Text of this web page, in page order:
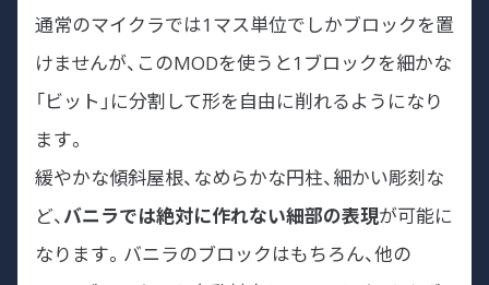
通常のマイクラでは1マス単位でしかブロックを置
けませんが、このMODを使うと1ブロックを細かな
「ビット」に分割して形を自由に削れるようになり
ます。
緩やかな傾斜屋根、なめらかな円柱、細かい彫刻な
ど、バニラでは絶対に作れない細部の表現が可能に
なります。バニラのブロックはもちろん、他の